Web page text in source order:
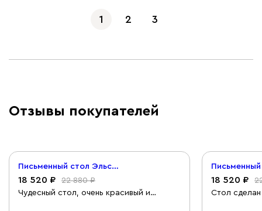
1 2 3
Отзывы покупателей
Письменный стол Эльси 100x55 Латте/Черный
18 520
22 880
Чудесный стол, очень красивый и
18 520
Стол сделан